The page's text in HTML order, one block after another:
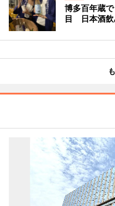
博多百年蔵
目 日本酒飲